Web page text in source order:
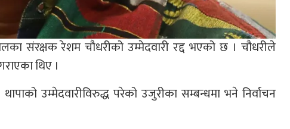
संरक्षक रेशम चौधरीको उम्मेदवारी रद्द भएको छ । चौधरीले
थिए ।
थापाको उम्मेदवारीविरुद्ध परेको उजुरीका सम्बन्धमा भने निर्वाचन